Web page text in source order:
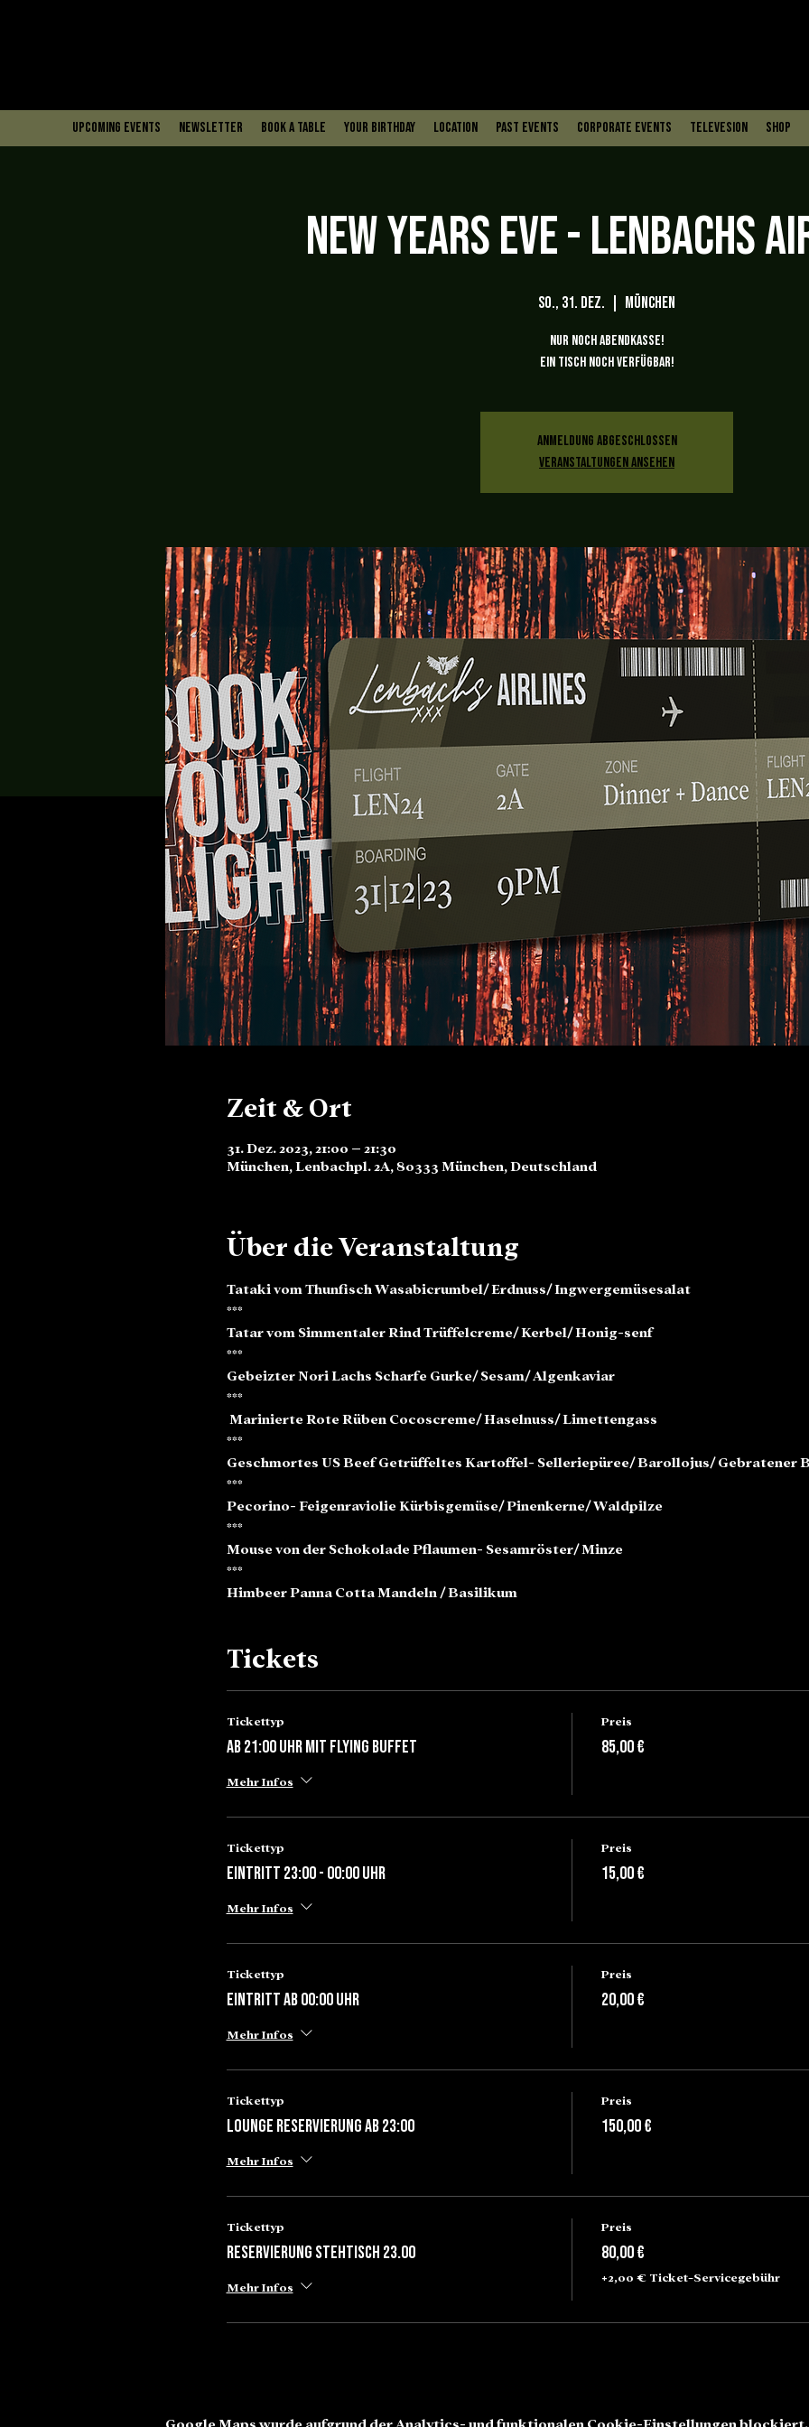
upcoming events Newsletter book a table Your Birthday Location PAST EVENTS Corporate Events Televesion Shop
NEW YEARS EVE - LENBACHS
So., 31. Dez. München
NUR NOCH ABENDKASSE!
EIN TISCH NOCH VERFÜGBAR!
Anmeldung abgeschlossen
Veranstaltungen ansehen
Zeit & Ort
31. Dez. 2023, 21:00 – 21:30
München, Lenbachpl. 2A, 80333 München, Deutschland
Über die Veranstaltung
Tataki vom Thunfisch Wasabicrumbel/ Erdnuss/ Ingwergemüsesalat
***
Tatar vom Simmentaler Rind Trüffelcreme/ Kerbel/ Honig-senf
***
Gebeizter Nori Lachs Scharfe Gurke/ Sesam/ Algenkaviar
***
Marinierte Rote Rüben Cocoscreme/ Haselnuss/ Limettengass
***
Geschmortes US Beef Getrüffeltes Kartoffel- Selleriepüree/ Barollojus/ Gebratener
***
Pecorino- Feigenraviolie Kürbisgemüse/ Pinenkerne/ Waldpilze
***
Mouse von der Schokolade Pflaumen- Sesamröster/ Minze
***
Himbeer Panna Cotta Mandeln / Basilikum
Tickets
Tickettyp
Ab 21:00 Uhr mit Flying Buffet
Mehr Infos
Preis
85,00 €
Tickettyp
Eintritt 23:00 - 00:00 Uhr
Mehr Infos
Preis
15,00 €
Tickettyp
Eintritt ab 00:00 Uhr
Mehr Infos
Preis
20,00 €
Tickettyp
Lounge Reservierung ab 23:00
Mehr Infos
Preis
150,00 €
Tickettyp
Reservierung Stehtisch 23.00
Mehr Infos
Preis
80,00 €
+2,00 € Ticket-Servicegebühr